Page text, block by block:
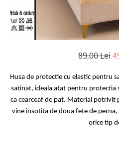
Cearceaf cu elastic
Cearceaf normal
Bumbac Satinat Superior
Bumbac Satinat 3D
Cearceaf cu elastic 4 piese
Cearceaf normal 4 piese
Persoana
Bumbac Tip Finet 5D In Relief - 1
Cearceaf cu elastic 4 piese
Set Lenjerie + Draperii 1
Lenjerii Bumbac 100% - 1
Paturi Cocolino Pentru Copii
Huse De Pat Damasc
Huse De Pat Damasc -
Huse De Pat Damasc -
Huse De Pat Jersey Reiat
Cearceaf Pat + Fețe De Pernă
Huse De Pat Catifea / Topper
Huse De Pat Catifea / Topper -
140x200cm
Huse De Pat Catifea / Topper -
89,00 Lei
Husa de protectie cu elastic pentru
satinat, ideala atat pentru protectia
ca cearceaf de pat. Material potrivit
vine insotita de doua fete de
orice tip